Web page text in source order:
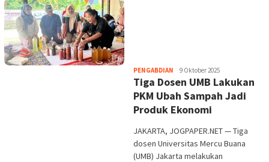
PENGABDIAN Heri
Purwata
9 Oktober 2025
Tiga Dosen UMB Lakukan
PKM Ubah Sampah Jadi
Produk Ekonomi
JAKARTA, JOGPAPER.NET — Tiga
dosen Universitas Mercu Buana
(UMB) Jakarta melakukan